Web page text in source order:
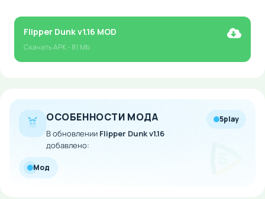
Flipper Dunk v1.16 MOD
СкачатьAPK- 81 Mb
ОСОБЕННОСТИ МОДА
В обновлении Flipper Dunk v1.16
добавлено:
5play
Мод